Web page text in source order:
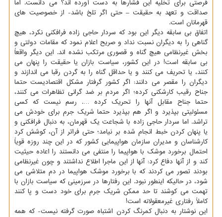
فرصتی برای تخلیه این فشارها به دست آورده اند؟ می دانست. اما
صداقت و تعهد به حقیقت – حتی اگر تلخ باشد- از خصوصیت های
قهرمانان است.
اتفاق بی سابقه دیگر این بود كه سردار حاجی زاده فرافكنی نكرد، هیچ
گناهی را به دیگران نسبت نداد و صریح اعلام نمود كه مقامات دولتی و
بخش غیرنظامی هیچ گناه و قصوری مرتكب نشده اند. این دیگر واقعاً
بی سابقه است! در این كشور، سیاست بازان یا حقیقت را پنهان می
كنند، یا تحریف می كنند و یا حداقل گناه را به گردن رقبا می اندازند و
دیگران را مقصر می دانند: اگر كشور گرفتار مشكل اقتصادیست حتما
جناح رقیب كارشكنی كرده؛ اگر مردم بر ضد گرانی تظاهرات می كنند،
حتما جناح مقابل آنها را تحریك كرده …. رسم نیست كه كسی
مسئولیتی بپذیرد و اگر هم بپذیرد حتما شریك جرم برای خودش می
تراشد. اما سردار حاجی زاده با شجاعت یك قهرمان، به دنبال فرافكنی و
یا پنهان كردن خبط انجام شده بر نیامد؛ حتی فراتر از آن، كوشش كرد
كارشناسان و مدیران سازمان هواپیمایی كشور كه در این چند روزه قویاً
احتمال برخورد موشك با هواپیما را منتفی می دانستند را اعاده حیثیت
كند و از آنها دفاع كرد: آنها از این ماجرا اطلاع نداشتند و چون غیرنظامی
بودند تصور می كردند كه با برخورد موشك هواپیما در دم متلاشی می
شود، در حالیكه اینطور نبود. این رفتارها در سرزمینی كه سیاست بازان با
تهمت می كوشند تا حد ممكن شریك جرم برای خود دست و پا كنند
كاملاً رفتاری غیرمعقولانه است!
این نوشتار به دنبال كمرنگ كردن اشتباه صورت گرفته نیست- كه همه